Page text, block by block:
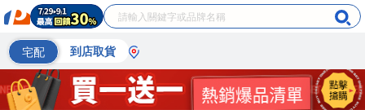
宅配 到店取貨